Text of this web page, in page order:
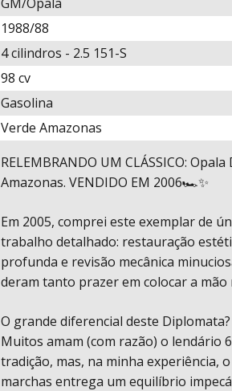
para este
carro
1988/88
4 cilindros - 2.5 151-S
98 cv
Gasolina
Verde Amazonas
RELEMBRANDO UM CLÁSSICO:
Amazonas. VENDIDO EM 2006🏎️✨
Em 2005, comprei este exemplar de
trabalho detalhado: restauração
profunda e revisão mecânica
deram tanto prazer em colocar a mão
O grande diferencial deste
Muitos amam (com razão) o lendário
tradição, mas, na minha experiência,
marchas entrega um equilíbrio